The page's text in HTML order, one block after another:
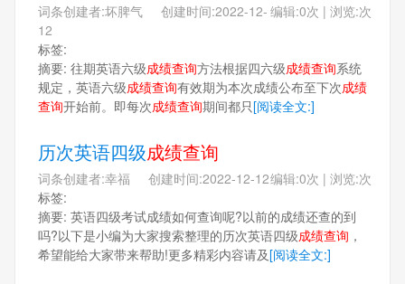
编辑:0次 | 浏览:次
词条创建者:坏脾气 创建时间:2022-12-
12
标签:
摘要: 往期英语六级成绩查询方法根据四六级成绩查询系统
规定，英语六级成绩查询有效期为本次成绩公布至下次成绩
查询开始前。即每次成绩查询期间都只[阅读全文:]
历次英语四级成绩查询
编辑:0次 | 浏览:次
词条创建者:幸福 创建时间:2022-12-12
标签:
摘要: 英语四级考试成绩如何查询呢?以前的成绩还查的到
吗?以下是小编为大家搜索整理的历次英语四级成绩查询 ，
希望能给大家带来帮助!更多精彩内容请及[阅读全文:]